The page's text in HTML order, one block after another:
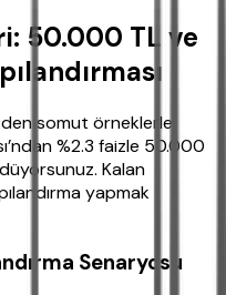
50.000 TL ve
somut örneklerle
%2.3 faizle 50.000
Kalan
yapmak
Senaryosu